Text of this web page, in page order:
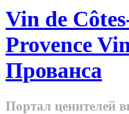
Vin de
Provence
Прованса
Портал ценителей